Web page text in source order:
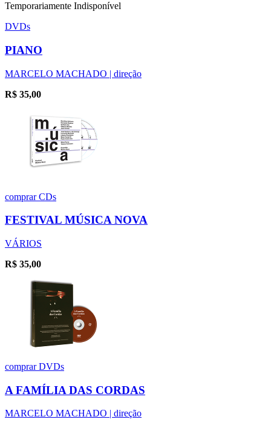
Temporariamente Indisponível
DVDs
PIANO
MARCELO MACHADO | direção
R$ 35,00
comprarCDs
FESTIVAL MÚSICA NOVA
VÁRIOS
R$ 35,00
comprarDVDs
A FAMÍLIA DAS CORDAS
MARCELO MACHADO | direção